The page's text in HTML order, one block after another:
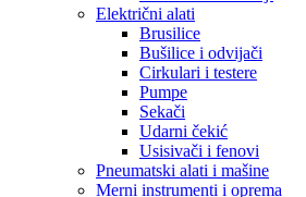
Električni alati
Brusilice
Bušilice i odvijači
Cirkulari i testere
Pumpe
Sekači
Udarni čekić
Usisivači i fenovi
Pneumatski alati i mašine
Merni instrumenti i oprema